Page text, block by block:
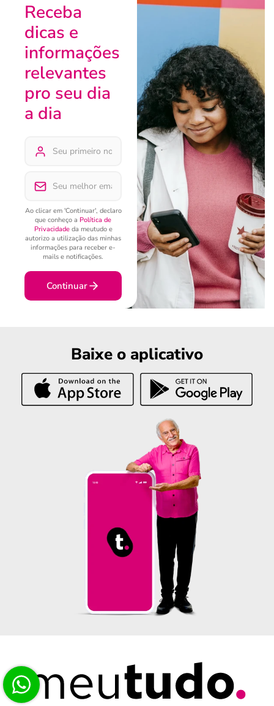
Receba
dicas e
informações
relevantes
pro seu dia
a dia
Ao clicar em 'Continuar', declaro
que conheço a Política de
Privacidadeda meutudo e
autorizo a utilização das minhas
informações para receber e-
mails e notificações.
Continuar
Baixe o aplicativo